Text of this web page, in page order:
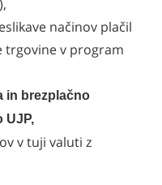
načinov plačil
trgovine v program
in brezplačno
UJP,
v tuji valuti z